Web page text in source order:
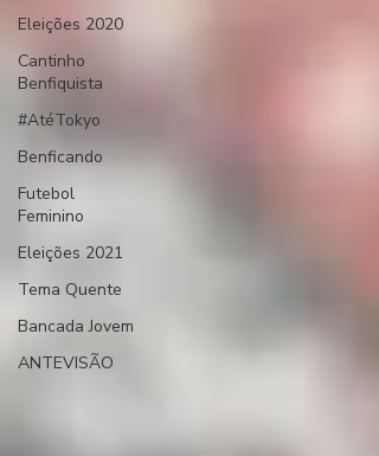
Eleições 2020
Cantinho
Benfiquista
#AtéTokyo
Benficando
Futebol
Feminino
Eleições 2021
Tema Quente
Bancada Jovem
ANTEVISÃO